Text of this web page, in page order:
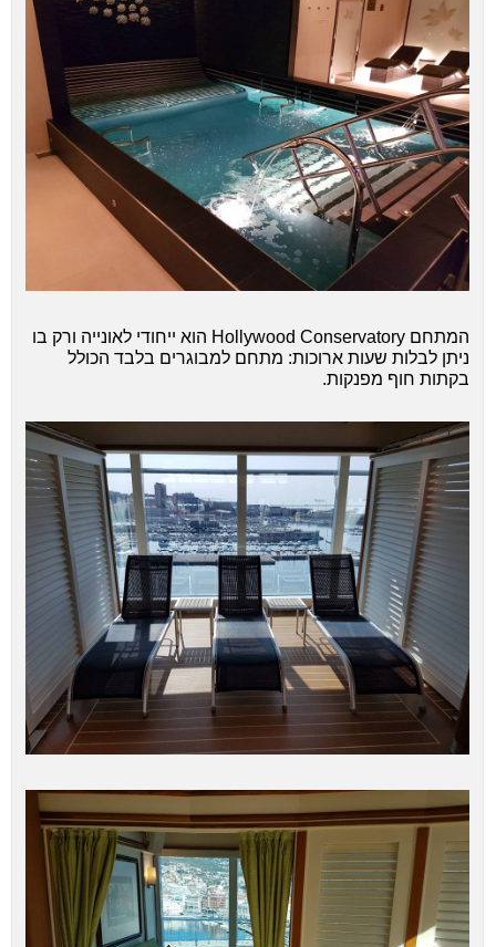
המתחם Hollywood Conservatory הוא ייחודי לאונייה ורק בו
ניתן לבלות שעות ארוכות: מתחם למבוגרים בלבד הכולל
בקתות חוף מפנקות.